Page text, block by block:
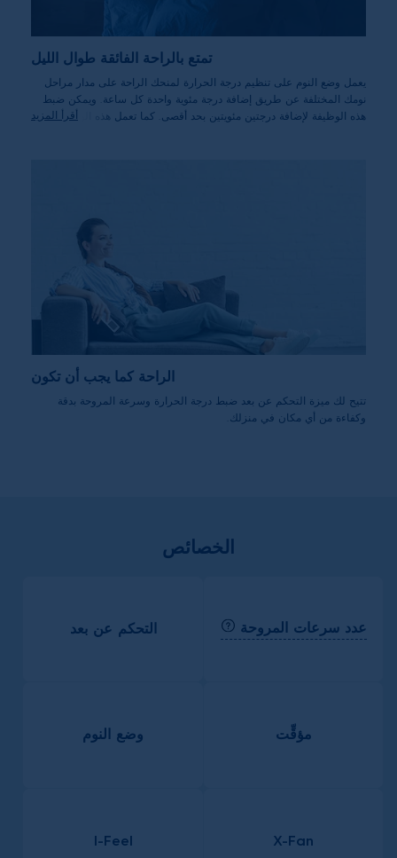
تمتع بالراحة الفائقة طوال الليل
يعمل وضع النوم على تنظيم درجة الحرارة لمنحك الراحة على مدار مراحل
نومك المختلفة عن طريق إضافة درجة مئوية واحدة كل ساعة. ويمكن ضبط
هذه الوظيفة لإضافة درجتين مئويتين بحد أقصى. كما تعمل هذه الوظيفة على
أقرأ المزيد
الراحة كما يجب أن تكون
تتيح لك ميزة التحكم عن بعد ضبط درجة الحرارة وسرعة المروحة بدقة
وكفاءة من أي مكان في منزلك.
الخصائص
عدد سرعات المروحة التحكم عن بعد
مؤقِّت وضع النوم
X-Fan
I-Feel